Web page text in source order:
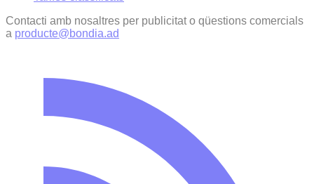
Contacti amb nosaltres per publicitat o qüestions comercials
a producte@bondia.ad